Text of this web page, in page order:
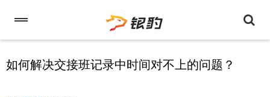
如何解决交接班记录中时间对不上的问题？